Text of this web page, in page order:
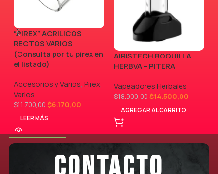
“PIREX” ACRILICOS
RECTOS VARIOS
(Consulta por tu pirex en
el listado)
Accesorios y Varios, Pirex,
Varios
$11.700,00$6.170,00
LEER MÁS
AIRISTECH BOQUILLA
HERBVA – PITERA
Vapeadores Herbales
$18.900,00$14.500,00
AGREGAR AL CARRITO